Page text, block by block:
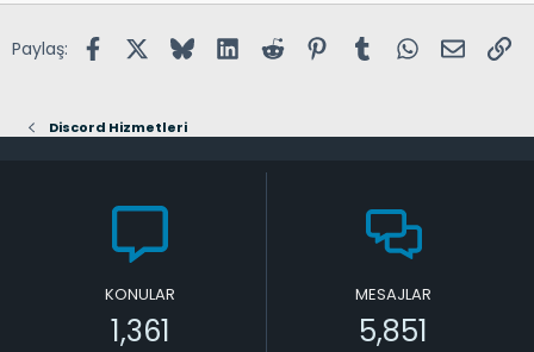
Paylaş: FacebookX (Twitter)
BlueskyLinkedInReddit PinterestTumblr WhatsApp
E-posta
Discord Hizmetleri
KONULAR
1,361
MESAJLAR
5,851